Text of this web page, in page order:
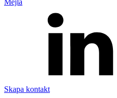
ESD / Antistatutrustning
Mejla
Skapa kontakt